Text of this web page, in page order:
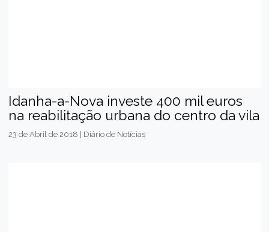
Idanha-a-Nova investe 400 mil euros
na reabilitação urbana do centro da vila
23 de Abril de 2018 | Diário de Notícias